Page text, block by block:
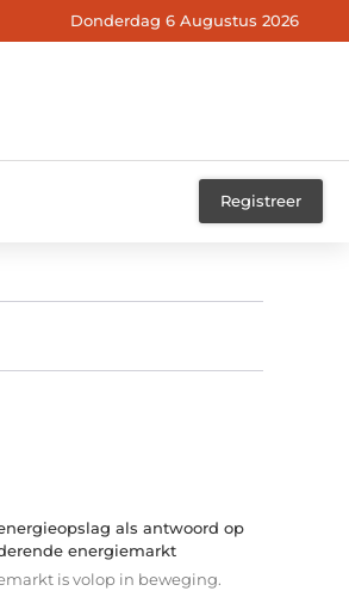
Donderdag 6 Augustus 2026
Registreer
als antwoord op
energiemarkt
is volop in beweging.